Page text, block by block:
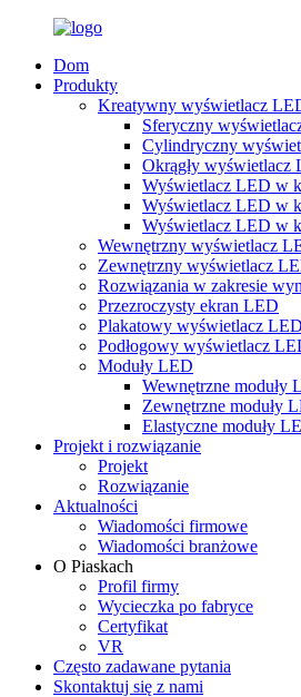
Dom
Produkty
Kreatywny wyświetlacz
Sferyczny
Cylindryczny
Okrągły wyświetlacz
Wyświetlacz LED w
Wyświetlacz LED w
Wyświetlacz LED w
Wewnętrzny wyświetlacz
Zewnętrzny wyświetlacz
Rozwiązania w zakresie
Przezroczysty ekran LED
Plakatowy wyświetlacz LED
Podłogowy wyświetlacz
Moduły LED
Wewnętrzne moduły
Zewnętrzne moduły
Elastyczne moduły
Projekt i rozwiązanie
Projekt
Rozwiązanie
Aktualności
Wiadomości firmowe
Wiadomości branżowe
O Piaskach
Profil firmy
Wycieczka po fabryce
Certyfikat
VR
Często zadawane pytania
Skontaktuj się z nami